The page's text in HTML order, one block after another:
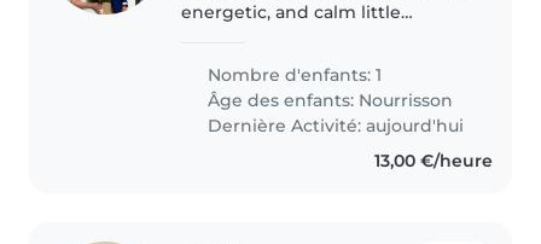
energetic, and calm little
hearted babysitter or nanny to
care for our baby. Someone
comfortable with light cooking,
chores,..
Nombre d'enfants: 1
Âge des enfants: Nourrisson
Dernière Activité: aujourd'hui
13,00 €/heure